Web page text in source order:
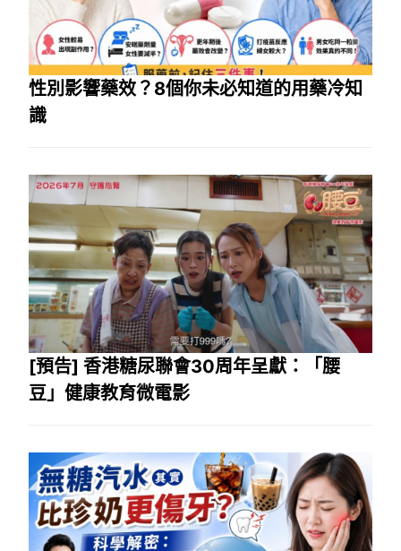
性別影響藥效？8個你未必知道的用藥冷知
識
[預告] 香港糖尿聯會30周年呈獻：「腰
豆」健康教育微電影